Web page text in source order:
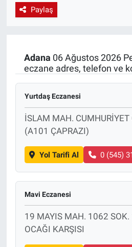
Paylaş
Adana 06 Ağustos 2026
eczane adres, telefon ve
Yurtdaş Eczanesi
İSLAM MAH. CUMHURİYET
(A101 ÇAPRAZI)
Yol Tarifi Al 0 (545)
Mavi Eczanesi
19 MAYIS MAH. 1062 SOK.
OCAĞI KARŞISI
EndüstriST
Endüstri 4.0
Ağır Sanayi Çözümleri